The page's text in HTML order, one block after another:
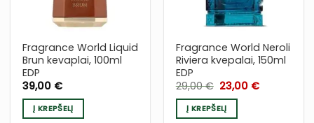
Fragrance World Liquid
Brun kevaplai, 100ml
EDP
39,00 €
Į KREPŠELĮ
Fragrance World Neroli
Riviera kvepalai, 150ml
EDP
29,00€ Original
price
was:
29,00 €.
23,00 €Current
Į KREPŠELĮ